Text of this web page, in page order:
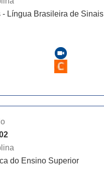
- Língua Brasileira de Sinais
do Ensino Superior